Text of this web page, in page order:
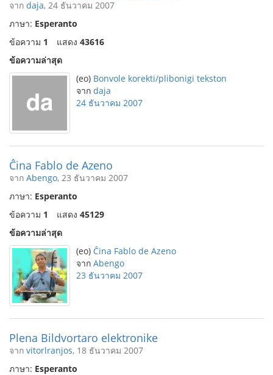
จาก daja, 24 ธันวาคม 2007
ภาษา: Esperanto
ข้อความ 1 แสดง 43616
ข้อความล่าสุด
(eo) Bonvole korekti/plibonigi tekston
จาก daja
24 ธันวาคม 2007
Ĉina Fablo de Azeno
จาก Abengo, 23 ธันวาคม 2007
ภาษา: Esperanto
ข้อความ 1 แสดง 45129
ข้อความล่าสุด
(eo) Ĉina Fablo de Azeno
จาก Abengo
23 ธันวาคม 2007
Plena Bildvortaro elektronike
จาก vitorlranjos, 18 ธันวาคม 2007
ภาษา: Esperanto